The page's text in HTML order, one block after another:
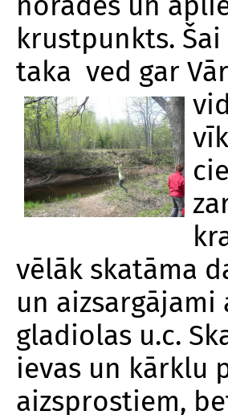
krustpunkts.
taka ved gar
vēlāk skatāma
un
gladiolas u.c.
ievas un kārklu
aizsprostiem,